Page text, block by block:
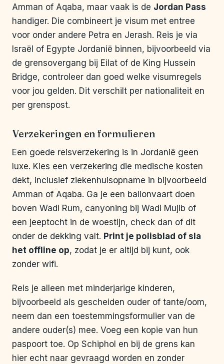
Amman of Aqaba, maar vaak is de Jordan Pass
handiger. Die combineert je visum met entree
voor onder andere Petra en Jerash. Reis je via
Israël of Egypte Jordanië binnen, bijvoorbeeld via
de grensovergang bij Eilat of de King Hussein
Bridge, controleer dan goed welke visumregels
voor jou gelden. Dit verschilt per nationaliteit en
per grenspost.
Verzekeringen en formulieren
Een goede reisverzekering is in Jordanië geen
luxe. Kies een verzekering die medische kosten
dekt, inclusief ziekenhuisopname in bijvoorbeeld
Amman of Aqaba. Ga je een ballonvaart doen
boven Wadi Rum, canyoning bij Wadi Mujib of
een jeeptocht in de woestijn, check dan of dit
onder de dekking valt. Print je polisblad of sla
het offline op, zodat je er altijd bij kunt, ook
zonder wifi.
Reis je alleen met minderjarige kinderen,
bijvoorbeeld als gescheiden ouder of tante/oom,
neem dan een toestemmingsformulier van de
andere ouder(s) mee. Voeg een kopie van hun
paspoort toe. Op Schiphol en bij de grens kan
hier echt naar gevraagd worden en zonder